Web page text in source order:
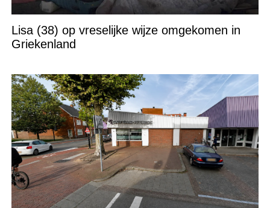
Lisa (38) op vreselijke wijze omgekomen in
Griekenland